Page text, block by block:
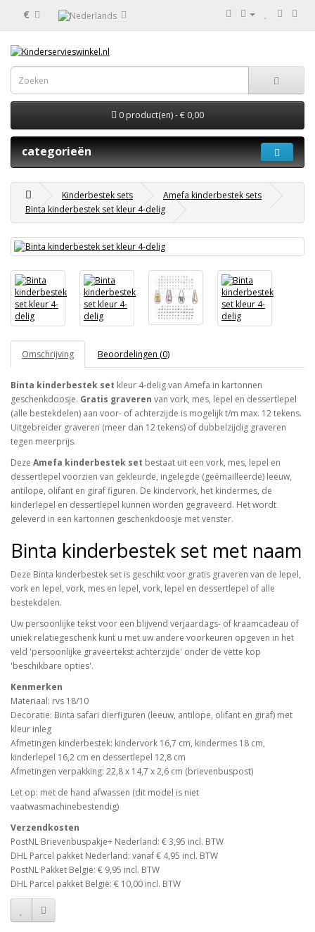
€
0 product(en) - € 0,00
categorieën
Kinderbestek sets
Amefa kinderbestek sets
Binta kinderbestek set kleur 4-delig
Omschrijving Beoordelingen (0)
Binta kinderbestek set kleur 4-delig van Amefa in kartonnen
geschenkdoosje. Gratis graveren van vork, mes, lepel en dessertlepel
(alle bestekdelen) aan voor- of achterzijde is mogelijk t/m max. 12 tekens.
Uitgebreider graveren (meer dan 12 tekens) of dubbelzijdig graveren
tegen meerprijs.
Deze Amefa kinderbestek set bestaat uit een vork, mes, lepel en
dessertlepel voorzien van gekleurde, ingelegde (geëmailleerde) leeuw,
antilope, olifant en giraf figuren. De kindervork, het kindermes, de
kinderlepel en dessertlepel kunnen worden gegraveerd. Het wordt
geleverd in een kartonnen geschenkdoosje met venster.
Binta kinderbestek set met naam
Deze Binta kinderbestek set is geschikt voor gratis graveren van de lepel,
vork en lepel, vork, mes en lepel, vork, lepel en dessertlepel of alle
bestekdelen.
Uw persoonlijke tekst voor een blijvend verjaardags- of kraamcadeau of
uniek relatiegeschenk kunt u met uw andere voorkeuren opgeven in het
veld 'persoonlijke graveertekst achterzijde' onder de vette kop
'beschikbare opties'.
Kenmerken
Materiaal: rvs 18/10
Decoratie: Binta safari dierfiguren (leeuw, antilope, olifant en giraf) met
kleur inleg
Afmetingen kinderbestek: kindervork 16,7 cm, kindermes 18 cm,
kinderlepel 16,2 cm en dessertlepel 12,8 cm
Afmetingen verpakking: 22,8 x 14,7 x 2,6 cm (brievenbuspost)
Let op: met de hand afwassen (dit model is niet
vaatwasmachinebestendig)
Verzendkosten
PostNL Brievenbuspakje+ Nederland: € 3,95 incl. BTW
DHL Parcel pakket Nederland: vanaf € 4,95 incl. BTW
PostNL Pakket België: € 9,95 incl. BTW
DHL Parcel pakket België: € 10,00 incl. BTW